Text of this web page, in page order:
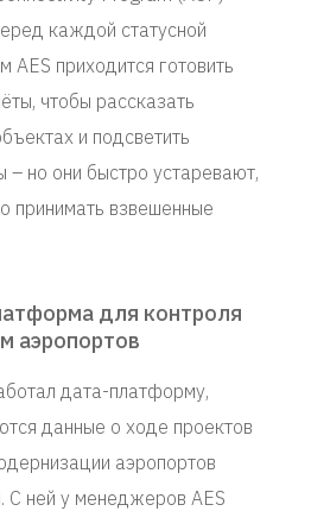
каждой статусной
AES приходится готовить
чтобы рассказать
и подсветить
но они быстро устаревают,
принимать взвешенные
для контроля
аэропортов
дата-платформу,
данные о ходе проектов
аэропортов
С ней у менеджеров AES